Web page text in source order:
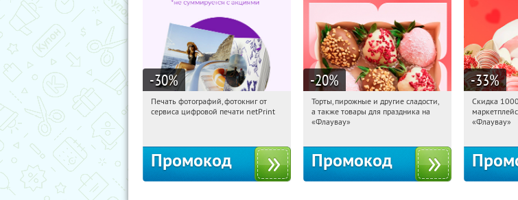
-30%
16:24:22 Получили:
Печать фотографий, фотокниг от
сервиса цифровой печати netPrint
Промокод
-20%
16:24:22 Получили:
Россия
Торты, пирожные и другие сладости,
а также товары для праздника на
«Флаувау»
Промокод
-33%
16:24:22
Россия
Скидка
«Флаувау»